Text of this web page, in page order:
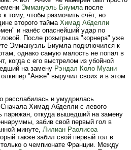
Эммануэль Биумлапосле
тому, чтобы размочить счёт, но
второго тайма Химад Абделли
и нанёс опаснейший удар по
После розыгрыша "корнера" уже
Эммануэль Биумла подключился к
однако самую малость не попал в
когда с его выстрелом из убойной
на замену Рэндал Коло Муани
"Анже" выручил своих и в этом
расслабилась и умудрилась
Химад Абделли с левого
откуда вышедший на замену
забив свой первый гол в
минуте, Лилиан Раолисоа
также забил свой первый гол в
о чемпионате Франции. Между